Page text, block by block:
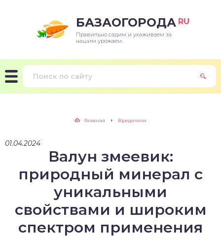
БАЗАОГОРОДА RU
Правильно садим и ухаживаем за
нашим урожаем.
Главная Вредители
01.04.2024
Валун змеевик:
природный минерал с
уникальными
свойствами и широким
спектром применения